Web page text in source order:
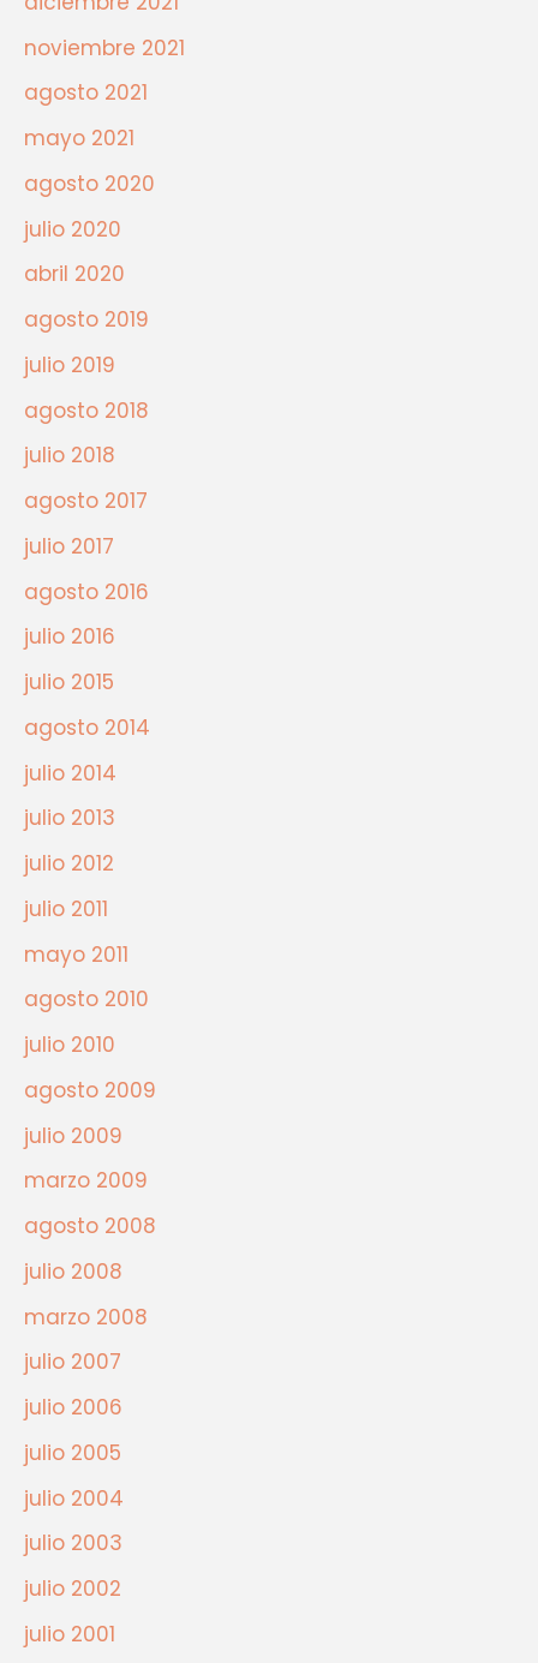
noviembre 2021
agosto 2021
mayo 2021
agosto 2020
julio 2020
abril 2020
agosto 2019
julio 2019
agosto 2018
julio 2018
agosto 2017
julio 2017
agosto 2016
julio 2016
julio 2015
agosto 2014
julio 2014
julio 2013
julio 2012
julio 2011
mayo 2011
agosto 2010
julio 2010
agosto 2009
julio 2009
marzo 2009
agosto 2008
julio 2008
marzo 2008
julio 2007
julio 2006
julio 2005
julio 2004
julio 2003
julio 2002
julio 2001